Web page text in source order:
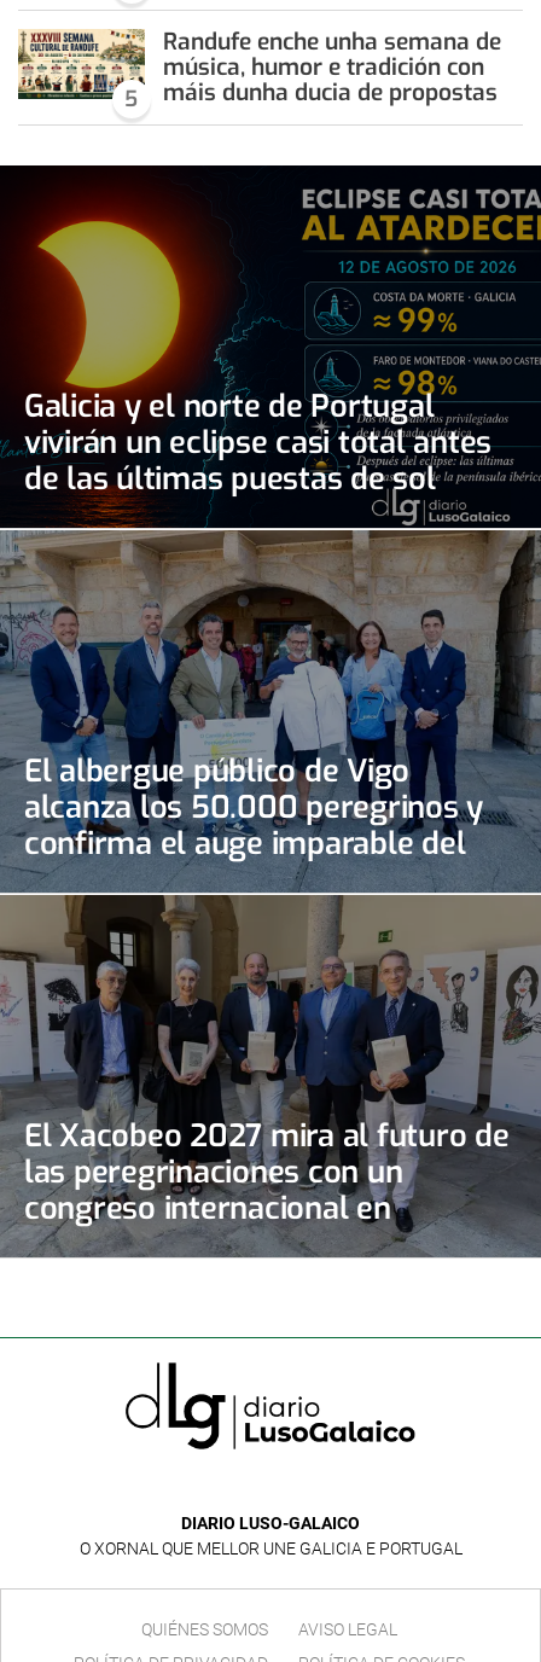
5
Randufe enche unha semana de
música, humor e tradición con
máis dunha ducia de propostas
Galicia y el norte de Portugal
vivirán un eclipse casi total antes
de las últimas puestas de sol
El albergue público de Vigo
alcanza los 50.000 peregrinos y
confirma el auge imparable del
Camino Portugués de la Costa
El Xacobeo 2027 mira al futuro de
las peregrinaciones con un
congreso internacional en
Santiago
DIARIO LUSO-GALAICO
O XORNAL QUE MELLOR UNE GALICIA E PORTUGAL
QUIÉNES SOMOS
AVISO LEGAL